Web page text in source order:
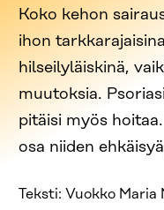
Koko kehon
ihon tarkkarajaisina
hilseilyläiskinä,
muutoksia.
pitäisi myös
osa niiden
Teksti: Vuokko Maria